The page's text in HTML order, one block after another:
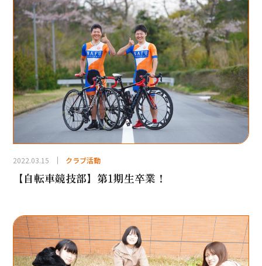
2022.03.15 クラブ活動
【自転車競技部】第1期生卒業！